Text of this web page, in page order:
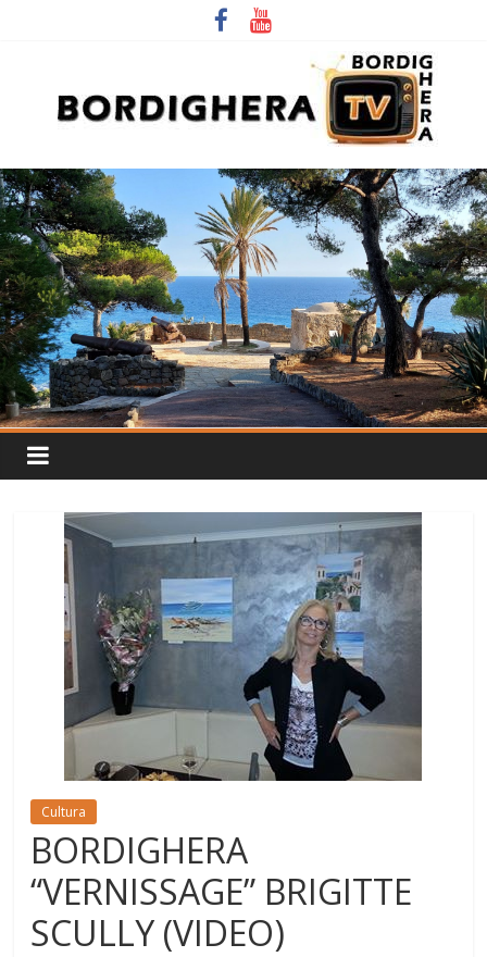
Cultura
BORDIGHERA
“VERNISSAGE” BRIGITTE
SCULLY (VIDEO)